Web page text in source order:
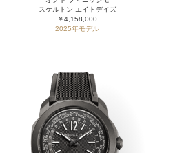
スケルトン エイトデイズ
￥4,158,000
2025年モデル